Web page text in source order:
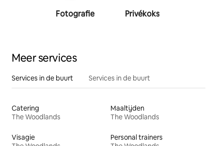
Fotografie Privékoks
Meer services
Services in de buurt Services in de buurt
Catering
The Woodlands
Maaltijden
The Woodlands
Visagie
Personal trainers